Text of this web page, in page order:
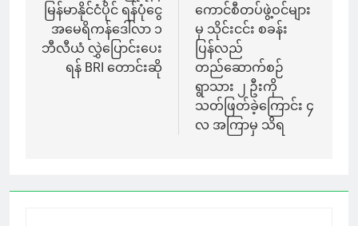
မြန်မာနိုင်ငံပိုင် ရန်ပုံငွေ
အမေရိကန်ဒေါ်လာ ၁
ဘီလီယံ လွှဲပြောင်းပေး
ရန် BRI တောင်းဆို
ကောင်စီတပ်ဖွဲ့ဝင်များ
မှ သိုင်းငင်း စခန်း
ပြန်လည်
တည်ဆောက်စဉ်
ရွာသား ၂ ဦးကို
သတ်ဖြတ်ခဲ့ကြောင်း ၄
လ အကြာမှ သိရ